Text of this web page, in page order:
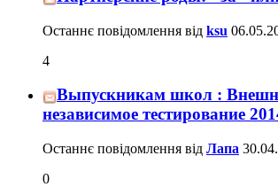
Останнє повідомлення від ksu
4
Выпускникам школ :
независимое тестирование
Останнє повідомлення від Лапа
0